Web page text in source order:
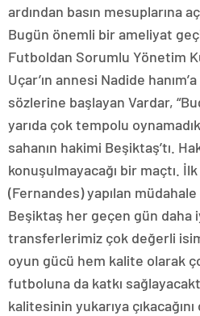
ardından basın mesuplarına
Bugün önemli bir ameliyat
Futboldan Sorumlu Yönetim
Uçar’ın annesi Nadide
sözlerine başlayan Vardar,
yarıda çok tempolu
sahanın hakimi Beşiktaş’tı.
konuşulmayacağı bir maçtı. İlk
(Fernandes) yapılan
Beşiktaş her geçen gün daha
transferlerimiz çok değerli
oyun gücü hem kalite olarak
futboluna da katkı
kalitesinin yukarıya